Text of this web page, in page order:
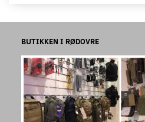
BUTIKKEN I RØDOVRE